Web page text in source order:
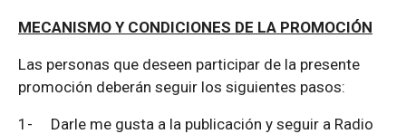
MECANISMO Y CONDICIONES DE LA PROMOCIÓN
Las personas que deseen participar de la presente
promoción deberán seguir los siguientes pasos:
1- Darle me gusta a la publicación y seguir a Radio